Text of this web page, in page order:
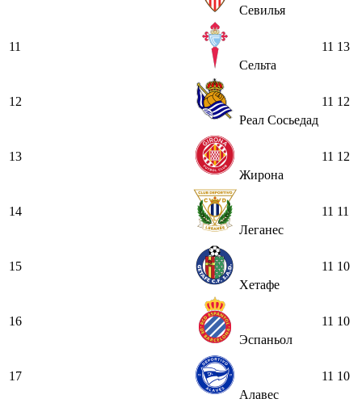
Севилья
11
Сельта
11 13
12
Реал Сосьедад
11 12
13
Жирона
11 12
14
Леганес
11 11
15
Хетафе
11 10
16
Эспаньол
11 10
17
Алавес
11 10